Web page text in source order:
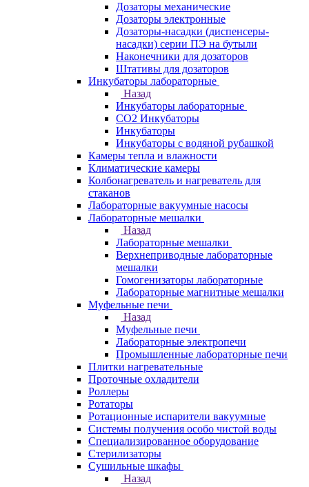
Дозаторы механические
Дозаторы электронные
Дозаторы-насадки (диспенсеры-
насадки) серии ПЭ на бутыли
Наконечники для дозаторов
Штативы для дозаторов
Инкубаторы лабораторные
Назад
Инкубаторы лабораторные
CO2 Инкубаторы
Инкубаторы
Инкубаторы с водяной рубашкой
Камеры тепла и влажности
Климатические камеры
Колбонагреватель и нагреватель для
стаканов
Лабораторные вакуумные насосы
Лабораторные мешалки
Назад
Лабораторные мешалки
Верхнеприводные лабораторные
мешалки
Гомогенизаторы лабораторные
Лабораторные магнитные мешалки
Муфельные печи
Назад
Муфельные печи
Лабораторные электропечи
Промышленные лабораторные печи
Плитки нагревательные
Проточные охладители
Роллеры
Ротаторы
Ротационные испарители вакуумные
Системы получения особо чистой воды
Специализированное оборудование
Стерилизаторы
Сушильные шкафы
Назад